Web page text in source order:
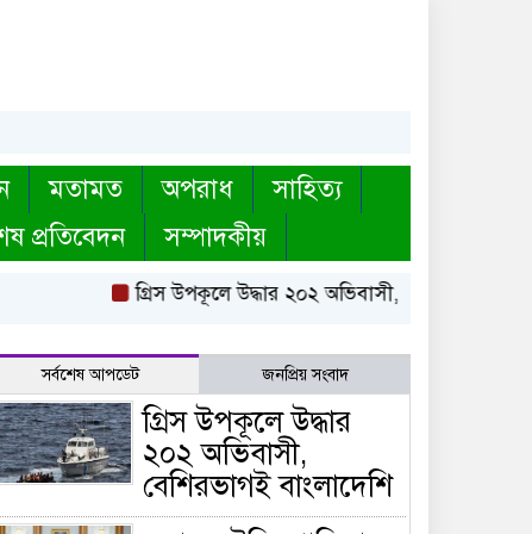
মতামত অপরাধ
সাহিত্য
প্রতিবেদন সম্পাদকীয়
গ্রিস উপকূলে উদ্ধার ২০২ অভিবাসী, বেশিরভাগই
সর্বশেষ আপডেট জনপ্রিয় সংবাদ
গ্রিস উপকূলে উদ্ধার
২০২ অভিবাসী,
বেশিরভাগই বাংলাদেশি